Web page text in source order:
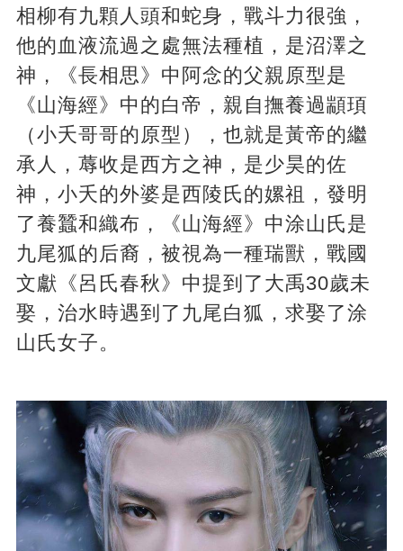
相柳有九顆人頭和蛇身，戰斗力很強，
他的血液流過之處無法種植，是沼澤之
神，《長相思》中阿念的父親原型是
《山海經》中的白帝，親自撫養過顓頊
（小夭哥哥的原型），也就是黃帝的繼
承人，蓐收是西方之神，是少昊的佐
神，小夭的外婆是西陵氏的嫘祖，發明
了養蠶和織布，《山海經》中涂山氏是
九尾狐的后裔，被視為一種瑞獸，戰國
文獻《呂氏春秋》中提到了大禹30歲未
娶，治水時遇到了九尾白狐，求娶了涂
山氏女子。